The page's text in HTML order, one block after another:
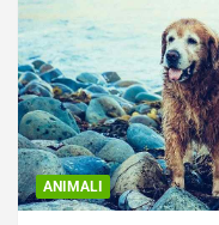
ANIMALI